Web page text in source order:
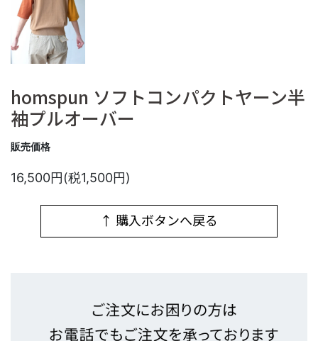
homspun ソフトコンパクトヤーン半
袖プルオーバー
販売価格
16,500円(税1,500円)
↑ 購入ボタンへ戻る